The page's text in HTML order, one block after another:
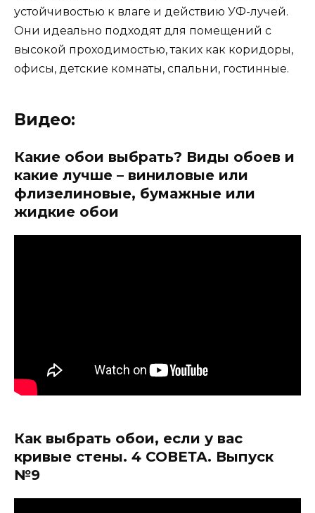
устойчивостью к влаге и действию УФ-лучей.
Они идеально подходят для помещений с
высокой проходимостью, таких как коридоры,
офисы, детские комнаты, спальни, гостинные.
Видео:
Какие обои выбрать? Виды обоев и
какие лучше – виниловые или
флизелиновые, бумажные или
жидкие обои
Как выбрать обои, если у вас
кривые стены. 4 СОВЕТА. Выпуск
№9